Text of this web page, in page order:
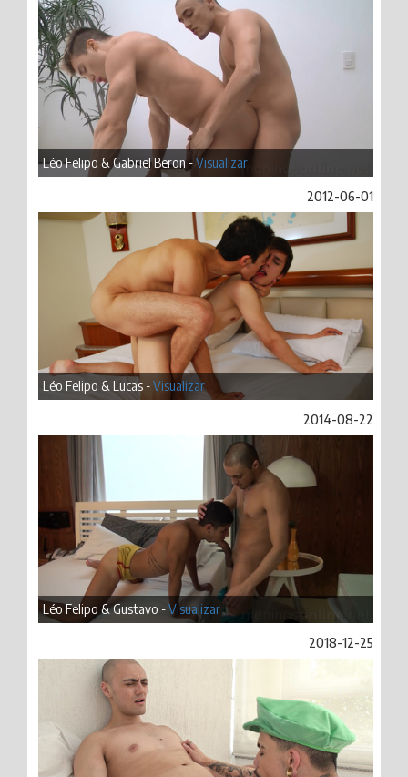
Léo Felipo & Gabriel Beron -Visualizar
2012-06-01
Léo Felipo & Lucas -Visualizar
2014-08-22
Léo Felipo & Gustavo -Visualizar
2018-12-25